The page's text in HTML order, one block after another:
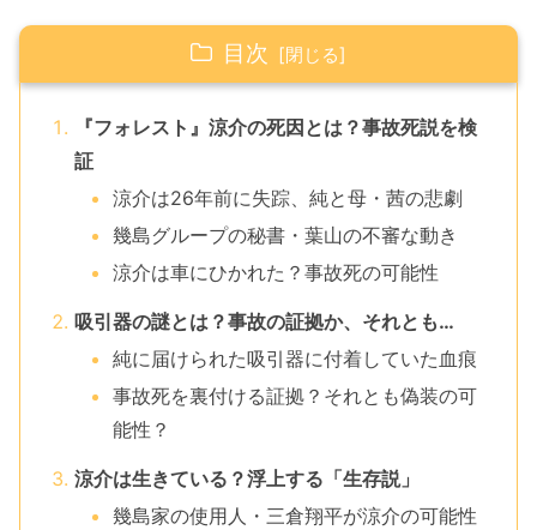
目次
『フォレスト』涼介の死因とは？事故死説を検
証
涼介は26年前に失踪、純と母・茜の悲劇
幾島グループの秘書・葉山の不審な動き
涼介は車にひかれた？事故死の可能性
吸引器の謎とは？事故の証拠か、それとも…
純に届けられた吸引器に付着していた血痕
事故死を裏付ける証拠？それとも偽装の可
能性？
涼介は生きている？浮上する「生存説」
幾島家の使用人・三倉翔平が涼介の可能性